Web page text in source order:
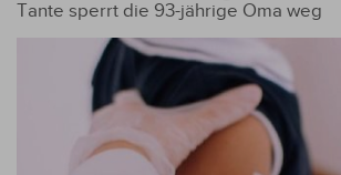
Tante sperrt die 93-jährige Oma weg